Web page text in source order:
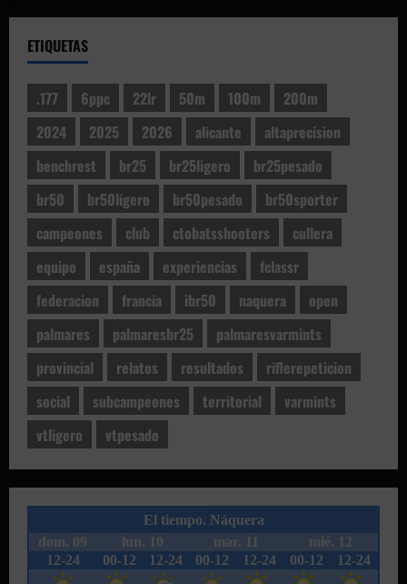
ETIQUETAS
.177 6ppc 22lr 50m 100m
200m
2024
2025 2026 alicante
altaprecision
benchrest
br25 br25ligero
br25pesado
br50
br50ligero br50pesado
br50sporter
campeones
club ctobatsshooters
cullera
equipo
españa experiencias
fclassr
federacion
francia ibr50 naquera
open
palmares
palmaresbr25
palmaresvarmints
provincial
relatos resultados
riflerepeticion
social
subcampeones territorial
varmints
vtligero
vtpesado